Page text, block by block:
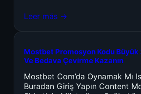
Leer más →
Mostbet Promosyon Kodu Büyük
Ve Bedava Çevirme Kazanın
Mostbet Com’da Oynamak Mı
Buradan Giriş Yapın Content